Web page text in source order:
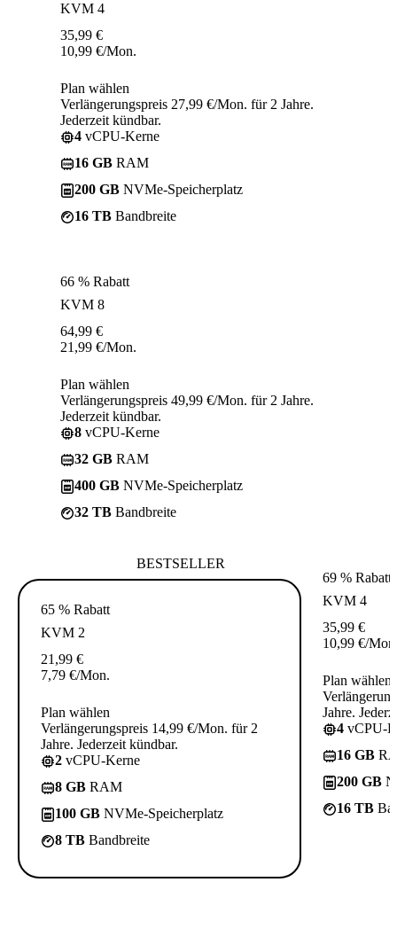
KVM 4
35,99 €
10,99 €/Mon.
Plan wählen
Verlängerungspreis 27,99 €/Mon. für 2 Jahre.
Jederzeit kündbar.
4 vCPU-Kerne
16 GB RAM
200 GB NVMe-Speicherplatz
16 TB Bandbreite
66 % Rabatt
KVM 8
64,99 €
21,99 €/Mon.
Plan wählen
Verlängerungspreis 49,99 €/Mon. für 2 Jahre.
Jederzeit kündbar.
8 vCPU-Kerne
32 GB RAM
400 GB NVMe-Speicherplatz
32 TB Bandbreite
BESTSELLER
65 % Rabatt
KVM 2
21,99 €
7,79 €/Mon.
Plan wählen
Verlängerungspreis 14,99 €/Mon. für 2
Jahre. Jederzeit kündbar.
2 vCPU-Kerne
8 GB RAM
100 GB NVMe-Speicherplatz
8 TB Bandbreite
69 % Rabatt
KVM 4
35,99 €
10,99 €/
Plan wählen
Jahre.
4 vCPU-
16 GB
200 GB
16 TB